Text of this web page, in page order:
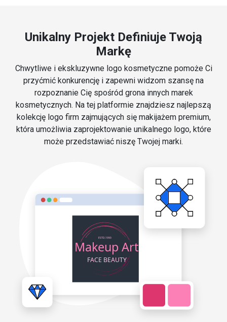
Unikalny Projekt Definiuje Twoją
Markę
Chwytliwe i ekskluzywne logo kosmetyczne pomoże Ci
przyćmić konkurencję i zapewni widzom szansę na
rozpoznanie Cię spośród grona innych marek
kosmetycznych. Na tej platformie znajdziesz najlepszą
kolekcję logo firm zajmujących się makijażem premium,
która umożliwia zaprojektowanie unikalnego logo, które
może przedstawiać niszę Twojej marki.